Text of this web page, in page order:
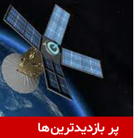
پر بازدیدترین‌ها